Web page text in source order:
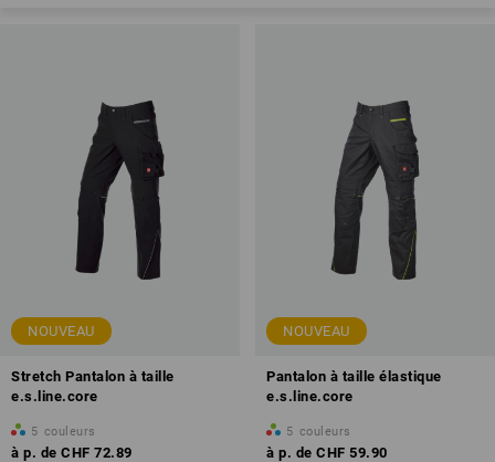
NOUVEAU
Stretch Pantalon à taille
e.s.line.core
5 couleurs
à p. de CHF 72.89
NOUVEAU
Pantalon à taille élastique
e.s.line.core
5 couleurs
à p. de CHF 59.90